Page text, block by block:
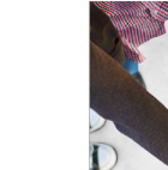
La
18